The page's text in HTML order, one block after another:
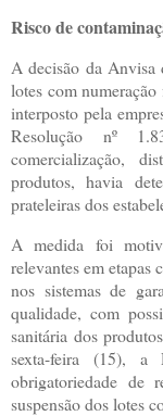
Risco de
A decisão da Anvisa
lotes com
interposto pela
Resolução nº
comercialização,
produtos, havia
prateleiras dos
A medida foi
relevantes em
nos sistemas de
qualidade, com
sanitária dos
sexta-feira (15), a
obrigatoriedade de
suspensão dos lotes